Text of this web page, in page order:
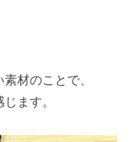
材のことで、
ます。